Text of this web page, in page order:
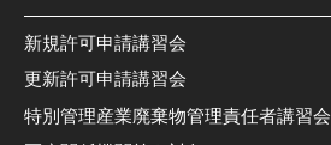
新規許可申請講習会
更新許可申請講習会
特別管理産業廃棄物管理責任者講習会